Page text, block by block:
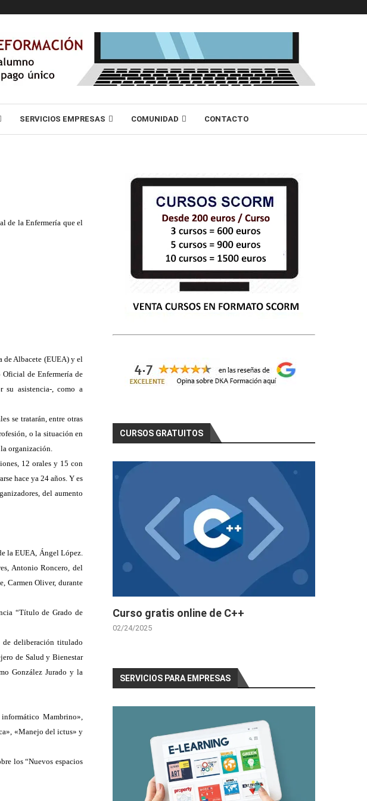
SERVICIOS EMPRESAS COMUNIDAD CONTACTO
de la Enfermería que el
de Albacete (EUEA) y el
de Enfermería de
su asistencia-, como a
se tratarán, entre otras
o la situación en
organización.
12 orales y 15 con
hace ya 24 años. Y es
del aumento
la EUEA, Ángel López.
Antonio Roncero, del
Carmen Oliver, durante
“Título de Grado de
de deliberación titulado
de Salud y Bienestar
González Jurado y la
Mambrino»,
«Manejo del ictus» y
los “Nuevos espacios
CURSOS GRATUITOS
Curso gratis online de C++
02/24/2025
SERVICIOS PARA EMPRESAS